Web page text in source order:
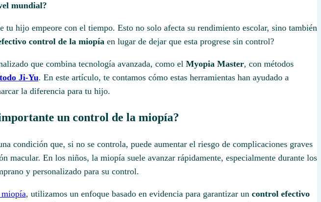
mundial?
tu hijo empeore con el tiempo. Esto no solo afecta su rendimiento escolar, sino también
control de la miopíaen lugar de dejar que esta progrese sin control?
que combina tecnología avanzada, como el Myopia Master, con métodos
Ji-Yu. En este artículo, te contamos cómo estas herramientas han ayudado a
la diferencia para tu hijo.
un control de la miopía?
condición que, si no se controla, puede aumentar el riesgo de complicaciones graves
macular. En los niños, la miopía suele avanzar rápidamente, especialmente durante los
y personalizado para su control.
miopía, utilizamos un enfoque basado en evidencia para garantizar un control efectivo